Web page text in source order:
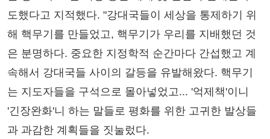
도했다고 지적했다. "강대국들이 세상을 통제하기 위
해 핵무기를 만들었고, 핵무기가 우리를 지배했던 것
은 분명하다. 중요한 지정학적 순간마다 간섭했고 계
속해서 강대국들 사이의 갈등을 유발해왔다. 핵무기
는 지도자들을 구석으로 몰아넣었고... '억제책'이니
'긴장완화'니 하는 말들로 평화를 위한 고귀한 발상들
과 과감한 계획들을 짓눌렀다.